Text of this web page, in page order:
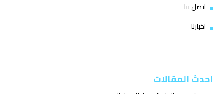
اتصل بنا
اخبارنا
احدث المقالات